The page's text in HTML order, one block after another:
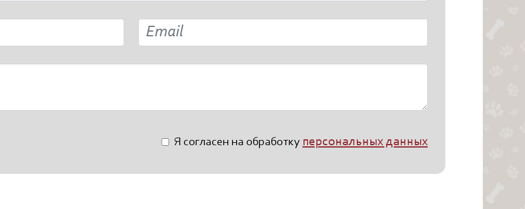
Я согласен на обработку персональных данных